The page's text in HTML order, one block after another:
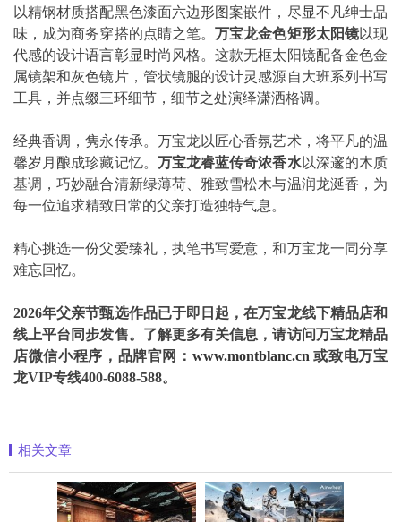
以精钢材质搭配黑色漆面六边形图案嵌件，尽显不凡绅士品
味，成为商务穿搭的点睛之笔。万宝龙金色矩形太阳镜以现
代感的设计语言彰显时尚风格。这款无框太阳镜配备金色金
属镜架和灰色镜片，管状镜腿的设计灵感源自大班系列书写
工具，并点缀三环细节，细节之处演绎潇洒格调。
经典香调，隽永传承。万宝龙以匠心香氛艺术，将平凡的温
馨岁月酿成珍藏记忆。 万宝龙睿蓝传奇浓香水以深邃的木质
基调，巧妙融合清新绿薄荷、雅致雪松木与温润龙涎香，为
每一位追求精致日常的父亲打造独特气息。
精心挑选一份父爱臻礼，执笔书写爱意，和万宝龙一同分享
难忘回忆。
2026年父亲节甄选作品已于即日起 ，在万宝龙线下精品店和
线上平台同步发售。了解更多有关信息，请访问万宝龙精品
店微信小程序，品牌官网： www.montblanc.cn 或致电万宝
龙VIP专线400-6088-588。
相关文章